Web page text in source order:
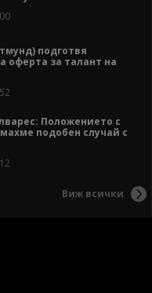
подготвя
оферта за талант на
Положението с
подобен случай с
Виж всички